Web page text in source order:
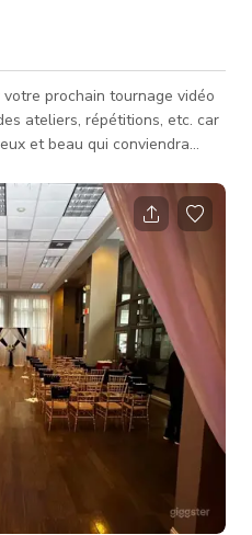
prochain tournage vidéo
ateliers, répétitions, etc. car
et beau qui conviendra
sociaux, et bien plus
la disponibilité du studio
MAINTENANT VIA GIGGSTER !